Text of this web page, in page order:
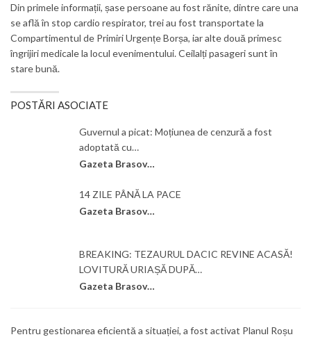
Din primele informații, șase persoane au fost rănite, dintre care una
se află în stop cardio respirator, trei au fost transportate la
Compartimentul de Primiri Urgențe Borșa, iar alte două primesc
îngrijiri medicale la locul evenimentului. Ceilalți pasageri sunt în
stare bună.
POSTĂRI ASOCIATE
Guvernul a picat: Moțiunea de cenzură a fost
adoptată cu…
Gazeta Brasovului
14 ZILE PÂNĂ LA PACE
Gazeta Brasovului
BREAKING: TEZAURUL DACIC REVINE ACASĂ!
LOVITURĂ URIAȘĂ DUPĂ…
Gazeta Brasovului
Pentru gestionarea eficientă a situației, a fost activat Planul Roșu